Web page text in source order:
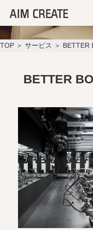
BETTER
TOP ＞ サービス ＞ BETTER
BETTER